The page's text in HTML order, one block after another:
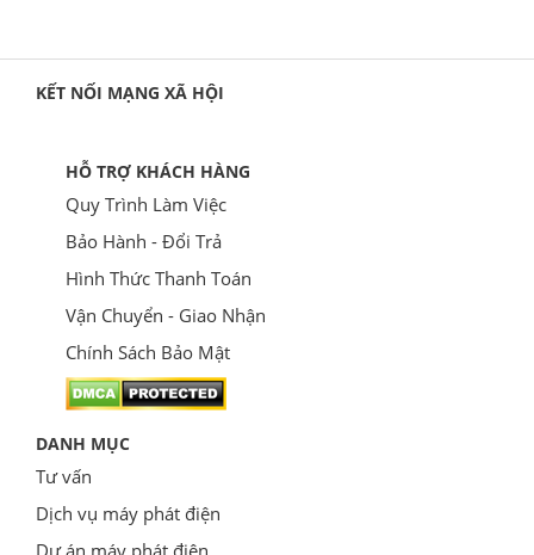
KẾT NỐI MẠNG XÃ HỘI
HỖ TRỢ KHÁCH HÀNG
Quy Trình Làm Việc
Bảo Hành - Đổi Trả
Hình Thức Thanh Toán
Vận Chuyển - Giao Nhận
Chính Sách Bảo Mật
DANH MỤC
Tư vấn
Dịch vụ máy phát điện